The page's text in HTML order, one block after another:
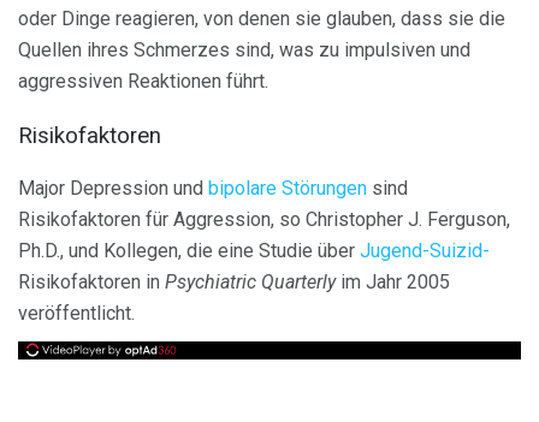
oder Dinge reagieren, von denen sie glauben, dass sie die
Quellen ihres Schmerzes sind, was zu impulsiven und
aggressiven Reaktionen führt.
Risikofaktoren
Major Depression und bipolare Störungen sind
Risikofaktoren für Aggression, so Christopher J. Ferguson,
Ph.D., und Kollegen, die eine Studie über Jugend-Suizid-
Risikofaktoren in Psychiatric Quarterlyim Jahr 2005
veröffentlicht.